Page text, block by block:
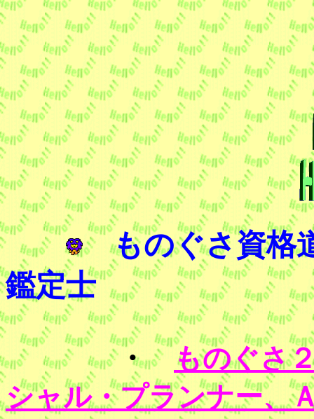
ものぐさ資格
鑑定士
・ものぐさ
シャル・プランナー、